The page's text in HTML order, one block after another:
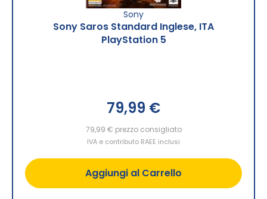
Sony
Sony Saros Standard Inglese, ITA
PlayStation 5
79,99 €
79,99 € prezzo consigliato
IVA e contributo RAEE inclusi
Aggiungi al Carrello